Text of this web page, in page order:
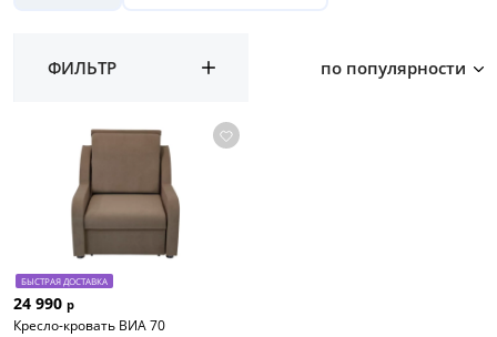
ФИЛЬТР по популярности
БЫСТРАЯ ДОСТАВКА
24 990 р
Кресло-кровать ВИА 70